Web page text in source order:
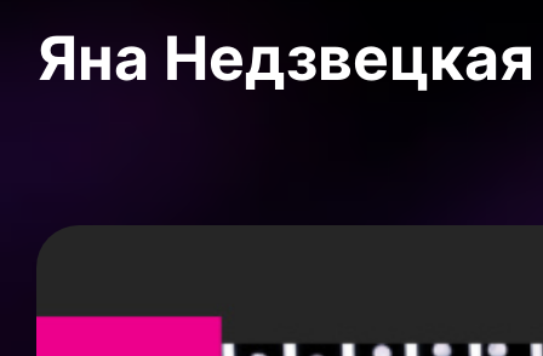
Яна Недзвецкая